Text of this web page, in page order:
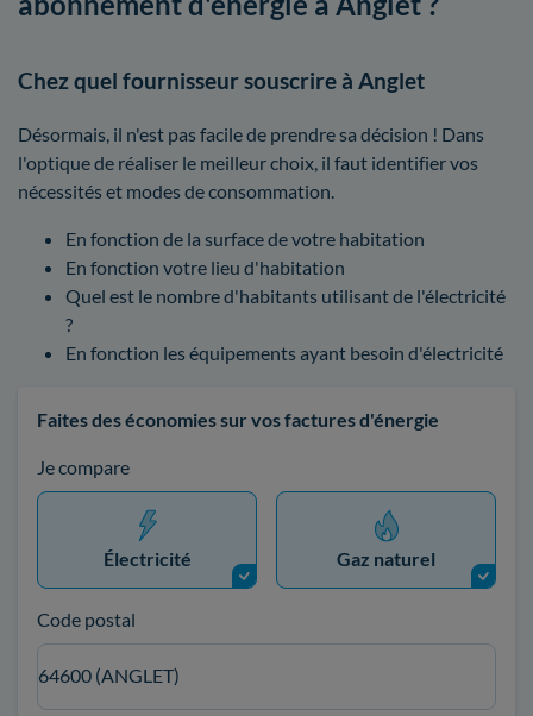
Chez quel fournisseur souscrire à Anglet
Désormais, il n'est pas facile de prendre sa décision ! Dans
l'optique de réaliser le meilleur choix, il faut identifier vos
nécessités et modes de consommation.
En fonction de la surface de votre habitation
En fonction votre lieu d'habitation
Quel est le nombre d'habitants utilisant de l'électricité
?
En fonction les équipements ayant besoin d'électricité
Faites des économies sur vos factures d'énergie
Je compare
Électricité Gaz naturel
Code postal
64600 (ANGLET)